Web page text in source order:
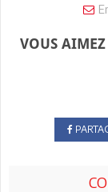
VOUS AIMEZ